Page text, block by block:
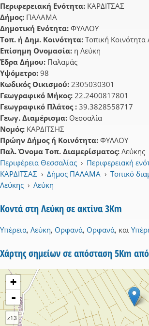
Περιφερειακή Ενότητα: ΚΑΡΔΙΤΣΑΣ
Δήμος: ΠΑΛΑΜΑ
Δημοτική Ενότητα: ΦΥΛΛΟΥ
Τοπ. ή Δημ. Κοινότητα: Τοπική Κοινότητα
Επίσημη Ονομασία: η Λεύκη
Έδρα Δήμου: Παλαμάς
Υψόμετρο: 98
Κωδικός Οικισμού: 2305030301
Γεωγραφικό Μήκος: 22.2400817801
Γεωγραφικό Πλάτος : 39.3828558717
Γεωγ. Διαμέρισμα: Θεσσαλία
Νομός: ΚΑΡΔΙΤΣΗΣ
Πρώην Δήμος ή Κοινότητα: ΦΥΛΛΟΥ
Παλ. Όνομα Τοπ. Διαμερίσματος: Λεύκης
Περιφέρεια Θεσσαλίας › Περιφερειακή
ΚΑΡΔΙΤΣΑΣ › Δήμος ΠΑΛΑΜΑ › Τοπικό
Λεύκης › Λεύκη
Κοντά στη Λεύκη σε ακτίνα 3Km
Υπέρεια, Λεύκη, Ορφανά, Ορφανά, και
Χάρτης σημείων σε απόσταση 5Km
+
-
z13